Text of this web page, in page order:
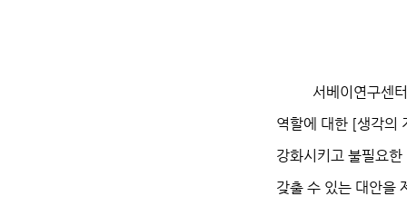
서베이연구센터는
역할에 대한 [생각의
강화시키고 불필요
갖출 수 있는 대안을